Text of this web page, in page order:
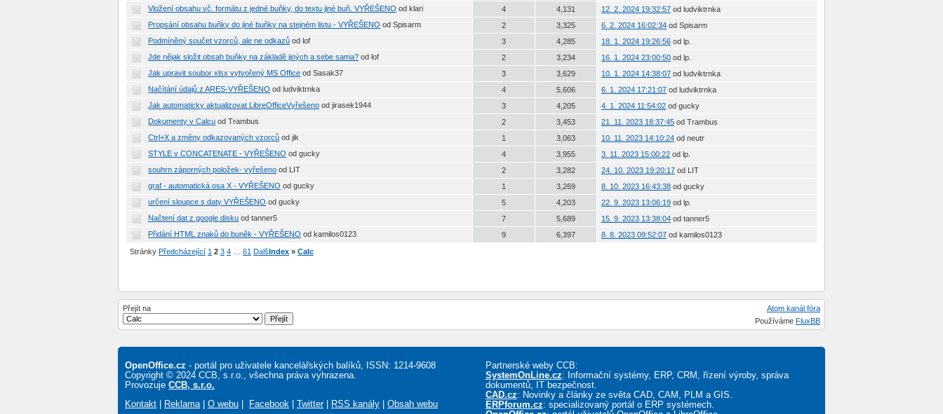
Vložení obsahu vč. formátu z jedné buňky, do textu jiné buň. VYŘEŠENO od klari 4 4,131 12. 2. 2024 19:32:57 od ludviktrnka
Propsání obsahu buňky do jiné buňky na stejném listu - VYŘEŠENO od Spisarm 2 3,325 6. 2. 2024 16:02:34 od Spisarm
Podmíněný součet vzorců, ale ne odkazů od lof 3 4,285 18. 1. 2024 19:26:56 od lp.
Jde nějak složit obsah buňky na základě jiných a sebe sama? od lof 2 3,234 16. 1. 2024 23:00:50 od lp.
Jak upravit soubor xlsx vytvořený MS Office od Sasak37 3 3,629 10. 1. 2024 14:38:07 od ludviktrnka
Načítání údajů z ARES-VYŘEŠENO od ludviktrnka 4 5,606 6. 1. 2024 17:21:07 od ludviktrnka
Jak automaticky aktualizovat LibreOfficeVyřešeno od jirasek1944 3 4,205 4. 1. 2024 11:54:02 od gucky
Dokumenty v Calcu od Trambus 2 3,453 21. 11. 2023 18:37:45 od Trambus
Ctrl+X a změny odkazovaných vzorců od jik 1 3,063 10. 11. 2023 14:10:24 od neutr
STYLE v CONCATENATE - VYŘEŠENO od gucky 4 3,955 3. 11. 2023 15:00:22 od lp.
souhrn záporných položek- vyřešeno od LIT 2 3,282 24. 10. 2023 19:20:17 od LIT
graf - automatická osa X - VYŘEŠENO od gucky 1 3,269 8. 10. 2023 16:43:38 od gucky
určení sloupce s daty VYŘEŠENO od gucky 5 4,203 22. 9. 2023 13:06:19 od lp.
Načtení dat z google disku od tanner5 7 5,689 15. 9. 2023 13:38:04 od tanner5
Přidání HTML znaků do buněk - VYŘEŠENO od kamilos0123 9 6,397 8. 8. 2023 09:52:07 od kamilos0123
Stránky Předcházející 1 2 3 4 61 DalšíIndex » Calc
Přejít na
Atom kanál fóra
Používáme FluxBB
OpenOffice.cz - portál pro uživatele kancelářských balíků, ISSN: 1214-9608
Copyright © 2024 CCB, s.r.o., všechna práva vyhrazena.
Provozuje CCB, s.r.o.
Kontakt
Reklama O webu Facebook Twitter| RSS kanály Obsah webu
Partnerské weby CCB:
SystemOnLine.cz: Informační systémy, ERP, CRM, řízení výroby, správa
dokumentů, IT bezpečnost.
CAD.cz: Novinky a články ze světa CAD, CAM, PLM a GIS.
ERPforum.cz: specializovaný portál o ERP systémech.